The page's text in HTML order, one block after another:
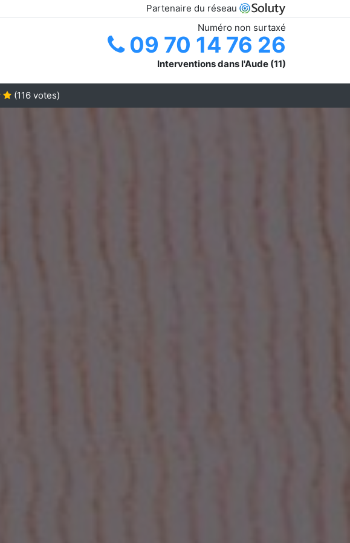
Partenaire du réseau
Numéro non surtaxé
09 70 14 76 26
Interventions dans l'Aude (11)
(116 votes)